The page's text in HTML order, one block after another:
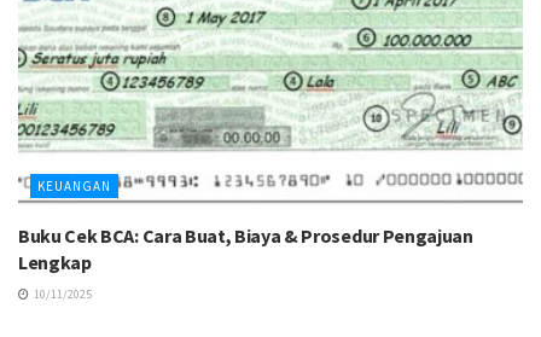
KEUANGAN
Buku Cek BCA: Cara Buat, Biaya & Prosedur Pengajuan
Lengkap
10/11/2025